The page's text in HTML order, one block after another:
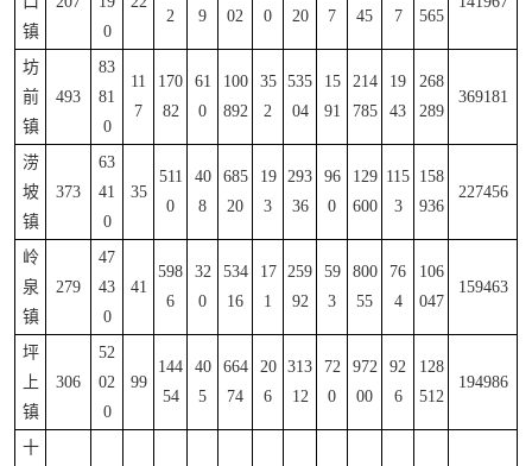
镇
0
2
9
02
0
20
7
45
7
565
坊
前
镇
493
83
81
0
11
7
170
82
61
0
100
892
35
2
535
04
15
91
214
785
19
43
268
289
369181
涝
坡
镇
373
63
41
0
35
511
0
40
8
685
20
19
3
293
36
96
0
129
600
115
3
158
936
227456
岭
泉
镇
279
47
43
0
41
598
6
32
0
534
16
17
1
259
92
59
3
800
55
76
4
106
047
159463
坪
上
镇
306
52
02
0
99
144
54
40
5
664
74
20
6
313
12
72
0
972
00
92
6
128
512
194986
十